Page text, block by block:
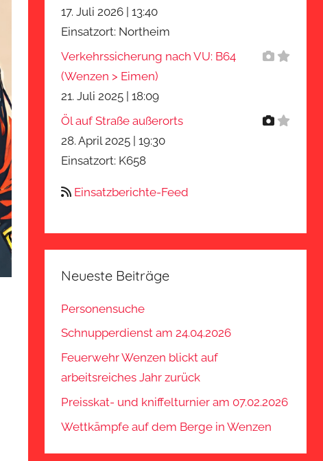
17. Juli 2026 |13:40
Einsatzort: Northeim
Verkehrssicherung nach VU: B64
(Wenzen > Eimen)
21. Juli 2025 |18:09
Öl auf Straße außerorts
28. April 2025 |19:30
Einsatzort: K658
Einsatzberichte-Feed
Neueste Beiträge
Personensuche
Schnupperdienst am 24.04.2026
Feuerwehr Wenzen blickt auf
arbeitsreiches Jahr zurück
Preisskat- und kniffelturnier am 07.02.2026
Wettkämpfe auf dem Berge in Wenzen